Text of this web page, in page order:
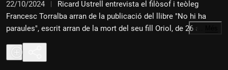
22/10/2024
Ricard Ustrell entrevista el filòsof i teòleg
Francesc Torralba arran de la publicació del llibre "No hi ha
paraules", escrit arran de la mort del seu fill Oriol, de 26 anys,
mentre tots dos feien una travessa de muntanya.
…